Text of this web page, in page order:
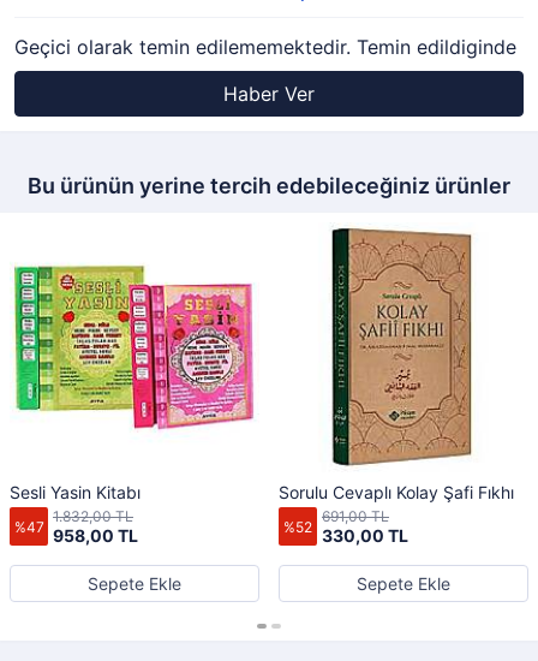
Geçici olarak temin edilememektedir. Temin edildiginde
Haber Ver
Bu ürünün yerine tercih edebileceğiniz ürünler
Sesli Yasin Kitabı
%47 958,00 TL
1.832,00 TL
Sepete Ekle
Sorulu Cevaplı Kolay Şafi Fıkhı
%52 330,00 TL
691,00 TL
Sepete Ekle